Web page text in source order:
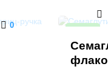
0 Новинка